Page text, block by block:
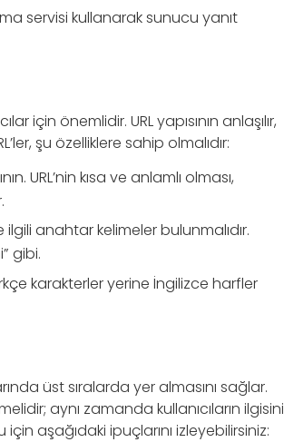
servisi kullanarak sunucu yanıt
için önemlidir. URL yapısının anlaşılır,
şu özelliklere sahip olmalıdır:
URL’nin kısa ve anlamlı olması,
ilgili anahtar kelimeler bulunmalıdır.
gibi.
karakterler yerine İngilizce harfler
üst sıralarda yer almasını sağlar.
aynı zamanda kullanıcıların ilgisini
aşağıdaki ipuçlarını izleyebilirsiniz: